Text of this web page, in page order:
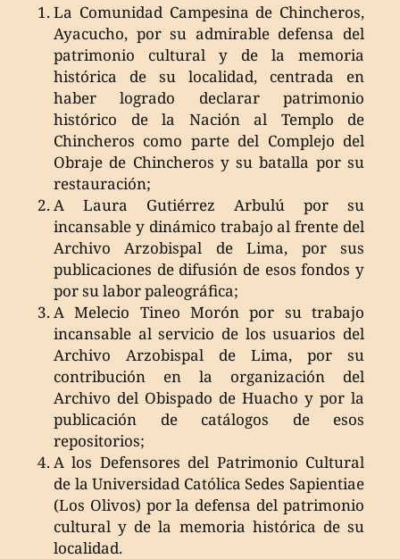
La Comunidad Campesina de Chincheros,
Ayacucho, por su admirable defensa del
patrimonio cultural y de la memoria
histórica de su localidad, centrada en
haber logrado declarar patrimonio
histórico de la Nación al Templo de
Chincheros como parte del Complejo del
Obraje de Chincheros y su batalla por su
restauración;
A Laura Gutiérrez Arbulú por su
incansable y dinámico trabajo al frente del
Archivo Arzobispal de Lima, por sus
publicaciones de difusión de esos fondos y
por su labor paleográfica;
A Melecio Tineo Morón por su trabajo
incansable al servicio de los usuarios del
Archivo Arzobispal de Lima, por su
contribución en la organización del
Archivo del Obispado de Huacho y por la
publicación de catálogos de esos
repositorios;
A los Defensores del Patrimonio Cultural
de la Universidad Católica Sedes Sapientiae
(Los Olivos) por la defensa del patrimonio
cultural y de la memoria histórica de su
localidad.